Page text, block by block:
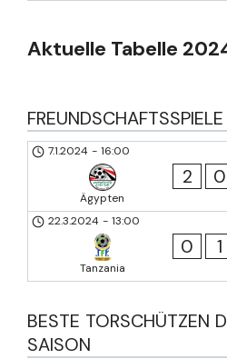
Aktuelle Tabelle
7.1.2024 - 16:00
Ägypten
2 0
22.3.2024 - 13:00
Tanzania
0 1
BESTE TORSCHÜTZEN
SAISON